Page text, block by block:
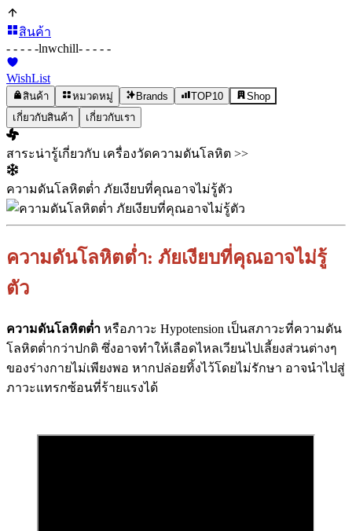
สินค้า
- - - - -lnwchill- - - - -
WishList
สินค้า หมวดหมู่ Brands TOP10
Shop
เกี่ยวกับสินค้า
เกี่ยวกับเรา
สาระน่ารู้เกี่ยวกับ เครื่องวัดความดันโลหิต >>
ความดันโลหิตต่ำ ภัยเงียบที่คุณอาจไม่รู้ตัว
ความดันโลหิตต่ำ: ภัยเงียบที่คุณอาจไม่รู้
ตัว
ความดันโลหิตต่ำ หรือภาวะ Hypotension เป็นสภาวะที่ความดัน
โลหิตต่ำกว่าปกติ ซึ่งอาจทำให้เลือดไหลเวียนไปเลี้ยงส่วนต่างๆ
ของร่างกายไม่เพียงพอ หากปล่อยทิ้งไว้โดยไม่รักษา อาจนำไปสู่
ภาวะแทรกซ้อนที่ร้ายแรงได้